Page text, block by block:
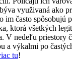
využivaná ako
často spôsobujú
ktorá všetkých
V nedeľu priestory
a výkalmi po
tu!